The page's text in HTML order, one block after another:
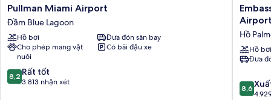
Pullman
Miami
Airport
Đầm
Blue
Lagoon
Pullman Miami Airport
Đầm Blue Lagoon
Hồ bơi
Đưa đón sân bay
Cho phép mang vật
nuôi
Có bãi đậu xe
8.2
trên
8,2 Rất tốt
3.813 nhận xét
Suites
by
Hilton
Miami
Hồ
Palmer
Hồ
Hồ bơi
Đưa
8.6
trên
8,6